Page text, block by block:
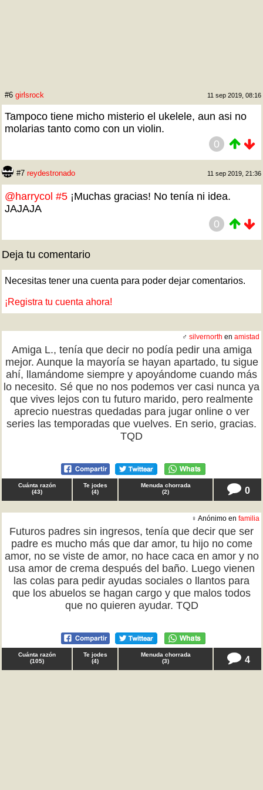
#6 girlsrock 11 sep 2019, 08:16
Tampoco tiene micho misterio el ukelele, aun asi no
molarias tanto como con un violin.
0
#7 reydestronado 11 sep 2019, 21:36
@harrycol #5 ¡Muchas gracias! No tenía ni idea.
JAJAJA
0
Deja tu comentario
Necesitas tener una cuenta para poder dejar comentarios.
¡Registra tu cuenta ahora!
♂ silvernorth en amistad
Amiga L., tenía que decir no podía pedir una amiga
mejor. Aunque la mayoría se hayan apartado, tu sigue
ahí, llamándome siempre y apoyándome cuando más
lo necesito. Sé que no nos podemos ver casi nunca ya
que vives lejos con tu futuro marido, pero realmente
aprecio nuestras quedadas para jugar online o ver
series las temporadas que vuelves. En serio, gracias.
TQD
Cuánta razón
(43)
Te jodes
(4)
Menuda chorrada
(2) 0
♀ Anónimo en familia
Futuros padres sin ingresos, tenía que decir que ser
padre es mucho más que dar amor, tu hijo no come
amor, no se viste de amor, no hace caca en amor y no
usa amor de crema después del baño. Luego vienen
las colas para pedir ayudas sociales o llantos para
que los abuelos se hagan cargo y que malos todos
que no quieren ayudar. TQD
Cuánta razón
(105)
Te jodes
(4)
Menuda chorrada
(3) 4